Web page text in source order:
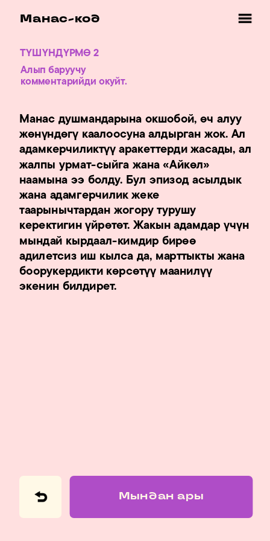
Мындан ары
Алып баруучу
ТҮШҮНДҮРМӨ 2
Манас душмандарына окшобой, өч алуу
жөнүндөгү каалоосуна алдырган жок. Ал
адамкерчиликтүү аракеттерди жасады, ал
жалпы урмат-сыйга жана «Айкөл»
наамына ээ болду. Бул эпизод асылдык
жана адамгерчилик жеке
таарынычтардан жогору турушу
керектигин үйрөтөт. Жакын адамдар үчүн
мындай кырдаал-кимдир бирөө
адилетсиз иш кылса да, марттыкты жана
боорукердикти көрсөтүү маанилүү
экенин билдирет.
Манас-код